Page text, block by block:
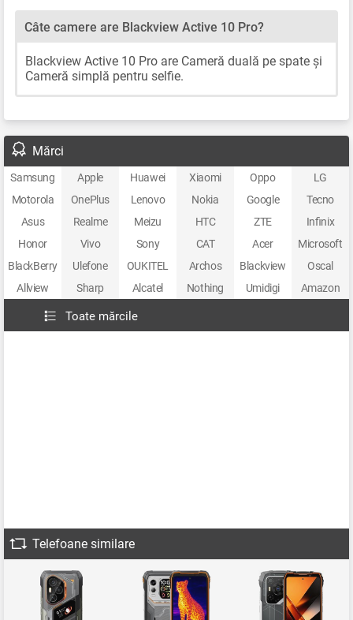
Câte camere are Blackview Active 10 Pro?
Blackview Active 10 Pro are Cameră duală pe spate și
Cameră simplă pentru selfie.
Mărci
Samsung Apple Huawei Xiaomi Oppo
LG
Motorola
OnePlus Lenovo Nokia Google
Tecno
Asus
Realme Meizu HTC ZTE
Infinix
Honor
Vivo Sony CAT Acer
Microsoft
BlackBerry
Ulefone OUKITEL Archos Blackview
Oscal
Allview
Sharp Alcatel Nothing Umidigi Amazon
Toate mărcile
Telefoane similare